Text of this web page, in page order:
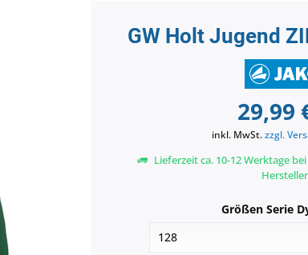
GW Holt Jugend
29,99
inkl. MwSt.zzgl.
Lieferzeit ca. 10-12 Werktage
Hersteller
Größen Serie